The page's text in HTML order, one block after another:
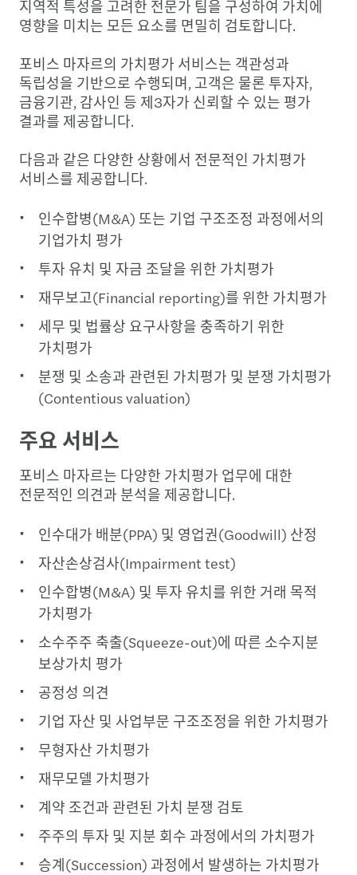
지역적 특성을 고려한 전문가 팀을 구성하여 가치에
영향을 미치는 모든 요소를 면밀히 검토합니다.
포비스 마자르의 가치평가 서비스는 객관성과
독립성을 기반으로 수행되며, 고객은 물론 투자자,
금융기관, 감사인 등 제3자가 신뢰할 수 있는 평가
결과를 제공합니다.
다음과 같은 다양한 상황에서 전문적인 가치평가
서비스를 제공합니다.
인수합병(M&A) 또는 기업 구조조정 과정에서의
기업가치 평가
투자 유치 및 자금 조달을 위한 가치평가
재무보고(Financial reporting)를 위한 가치평가
세무 및 법률상 요구사항을 충족하기 위한
가치평가
분쟁 및 소송과 관련된 가치평가 및 분쟁 가치평가
(Contentious valuation)
주요 서비스
포비스 마자르는 다양한 가치평가 업무에 대한
전문적인 의견과 분석을 제공합니다.
인수대가 배분(PPA) 및 영업권(Goodwill) 산정
자산손상검사(Impairment test)
인수합병(M&A) 및 투자 유치를 위한 거래 목적
가치평가
소수주주 축출(Squeeze-out)에 따른 소수지분
보상가치 평가
공정성 의견
기업 자산 및 사업부문 구조조정을 위한 가치평가
무형자산 가치평가
재무모델 가치평가
계약 조건과 관련된 가치 분쟁 검토
주주의 투자 및 지분 회수 과정에서의 가치평가
승계(Succession) 과정에서 발생하는 가치평가